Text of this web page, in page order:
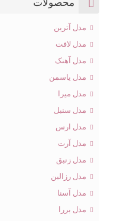
محصولات
مدل آترین
مدل لافت
مدل آهنک
مدل یاسمن
مدل میرا
مدل سنبل
مدل ارس
مدل آرت
مدل زنبق
مدل رزالین
مدل آسنا
مدل بررا